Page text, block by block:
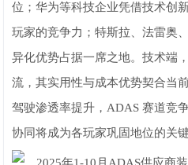
位；华为等科技企业凭借技术创
玩家的竞争力；特斯拉、法雷奥
异化优势占据一席之地。技术端
流，其实用性与成本优势契合当
驾驶渗透率提升，ADAS 赛道竞
协同将成为各玩家巩固地位的关键